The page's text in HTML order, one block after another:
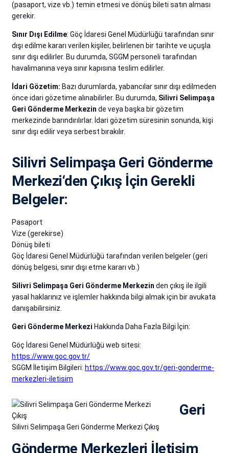
(pasaport, vize vb.) temin etmesi ve dönüş bileti satın alması
gerekir.
Sınır Dışı Edilme: Göç İdaresi Genel Müdürlüğü tarafından sınır
dışı edilme kararı verilen kişiler, belirlenen bir tarihte ve uçuşla
sınır dışı edilirler. Bu durumda, SGGM personeli tarafından
havalimanına veya sınır kapısına teslim edilirler.
İdari Gözetim: Bazı durumlarda, yabancılar sınır dışı edilmeden
önce idari gözetime alınabilirler. Bu durumda, Silivri Selimpaşa
Geri Gönderme Merkezin de veya başka bir gözetim
merkezinde barındırılırlar. İdari gözetim süresinin sonunda, kişi
sınır dışı edilir veya serbest bırakılır.
Silivri Selimpaşa Geri Gönderme
Merkezi‘den Çıkış İçin Gerekli
Belgeler:
Pasaport
Vize (gerekirse)
Dönüş bileti
Göç İdaresi Genel Müdürlüğü tarafından verilen belgeler (geri
dönüş belgesi, sınır dışı etme kararı vb.)
Silivri Selimpaşa Geri Gönderme Merkezin den çıkış ile ilgili
yasal haklarınız ve işlemler hakkında bilgi almak için bir avukata
danışabilirsiniz.
Geri Gönderme Merkezi Hakkında Daha Fazla Bilgi İçin:
Göç İdaresi Genel Müdürlüğü web sitesi:
https://www.goc.gov.tr/
SGGM İletişim Bilgileri: https://www.goc.gov.tr/geri-gonderme-
merkezleri-iletisim
Silivri Selimpaşa Geri Gönderme Merkezi Çıkış
Geri
Gönderme Merkezleri İletişim